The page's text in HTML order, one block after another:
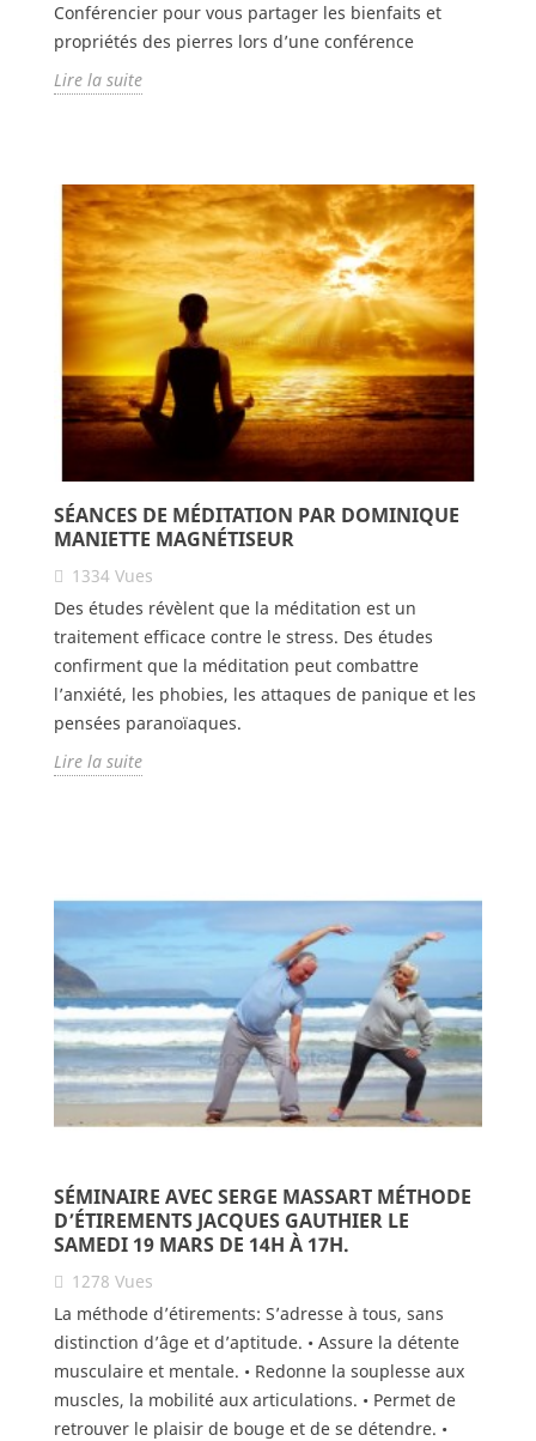
Conférencier pour vous partager les bienfaits et
propriétés des pierres lors d’une conférence
Lire la suite
SÉANCES DE MÉDITATION PAR DOMINIQUE
MANIETTE MAGNÉTISEUR
1334 Vues
Des études révèlent que la méditation est un
traitement efficace contre le stress. Des études
confirment que la méditation peut combattre
l’anxiété, les phobies, les attaques de panique et les
pensées paranoïaques.
Lire la suite
SÉMINAIRE AVEC SERGE MASSART MÉTHODE
D’ÉTIREMENTS JACQUES GAUTHIER LE
SAMEDI 19 MARS DE 14H À 17H.
1278 Vues
La méthode d’étirements: S’adresse à tous, sans
distinction d’âge et d’aptitude. • Assure la détente
musculaire et mentale. • Redonne la souplesse aux
muscles, la mobilité aux articulations. • Permet de
retrouver le plaisir de bouge et de se détendre. •